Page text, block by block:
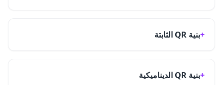
بنية QR الثابتة
بنية QR الديناميكية